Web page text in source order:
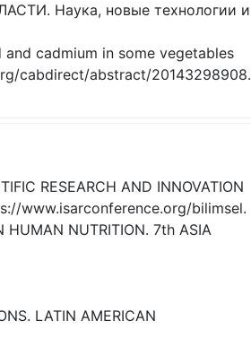
Наука, новые технологии и
cadmium in some vegetables
cabdirect/abstract/20143298908.
RESEARCH AND INNOVATION
www.isarconference.org/bilimsel.
NUTRITION. 7th ASIA
LATIN AMERICAN